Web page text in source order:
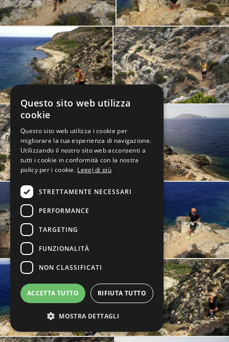
Questo sito web utilizza
cookie
Questo sito web utilizza i cookie per
migliorare la tua esperienza di navigazione.
Utilizzando il nostro sito web acconsenti a
tutti i cookie in conformità con la nostra
policy per i cookie. Leggi di più
STRETTAMENTE NECESSARI
PERFORMANCE
TARGETING
FUNZIONALITÀ
NON CLASSIFICATI
ACCETTA TUTTO RIFIUTA TUTTO
MOSTRA DETTAGLI